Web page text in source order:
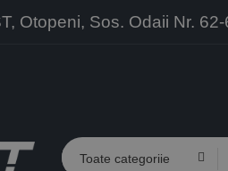
Otopeni, Sos. Odaii Nr. 62-